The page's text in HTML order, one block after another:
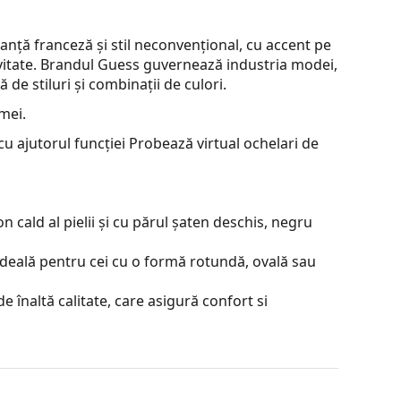
franceză și stil neconvențional, cu accent pe
Brandul Guess guvernează industria modei,
de stiluri și combinații de culori.
ajutorul funcției Probează virtual ochelari de
cald al pielii și cu părul șaten deschis, negru
pentru cei cu o formă rotundă, ovală sau
înaltă calitate, care asigură confort si
reflexiile și asigură o vedere mai clară. Sunt